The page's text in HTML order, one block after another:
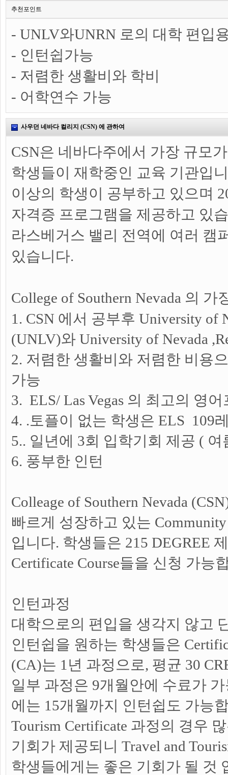
추천포인트
- UNLV와UNRN 로의 대학 편입
- 인턴쉽가능
- 저렴한 생활비와 학비
- 어학연수 가능
사우던 네바다 컬리지 (CSN) 에 관하여
CSN은 네바다주에서 가장 규모
학생들이 재학중인 교육 기관입
이상의 학생이 공부하고 있으며
자격증 프로그램을 제공하고 있
라스베거스 밸리 전역에 여러 캠
있습니다.
College of Southern Nevada 의
1. CSN 에서 공부후 University of
(UNLV)와 University of Nevada
2. 저렴한 생활비와 저렴한 비용
가능
3. ELS/ Las Vegas 의 최고의 영
4. .토플이 없는 학생은 ELS 109
5.. 일년에 3회 입학기회 제공 (
6. 풍부한 인턴
Colleage of Southern Nevada
빠르게 성장하고 있는
입니다. 학생들은 215 DEGREE
Certificate Course들을 신청 가능
인턴과정
대학으로의 편입을 생각지 않고
인턴쉽을 원하는 학생들은
(CA)는 1년 과정으로, 평균 30
일부 과정은 9개월안에 수료가
에는 15개월까지 인턴쉽도 가능
Tourism Certificate 과정의 경우
기회가 제공되니 Travel and
학생들에게는 좋은 기회가 될 것